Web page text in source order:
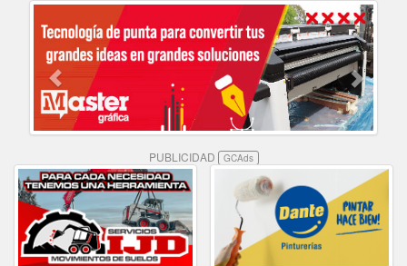
PUBLICIDAD GCAds